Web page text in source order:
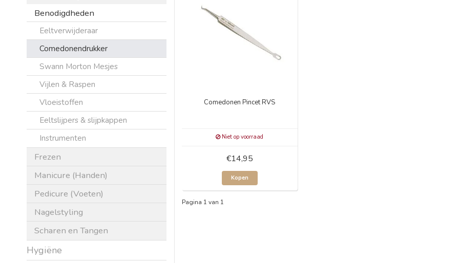
Benodigdheden
Eeltverwijderaar
Comedonendrukker
Swann Morton Mesjes
Vijlen & Raspen
Vloeistoffen
Eeltslijpers & slijpkappen
Instrumenten
Frezen
Manicure (Handen)
Pedicure (Voeten)
Nagelstyling
Scharen en Tangen
Hygiëne
Comedonen Pincet RVS
Niet op voorraad
€14,95
Kopen
Pagina 1 van 1